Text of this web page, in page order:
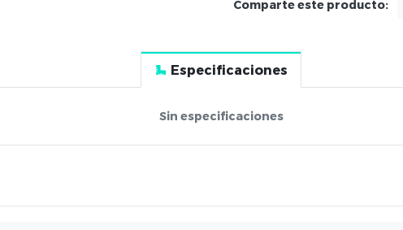
Comparte este producto:
Especificaciones
Sin especificaciones